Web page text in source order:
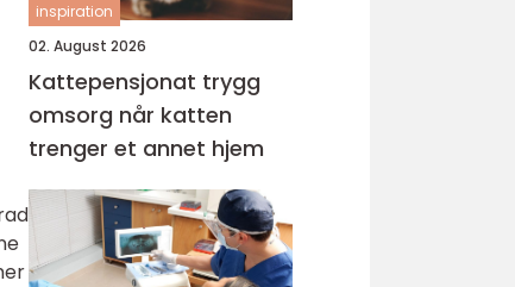
inspiration
02. August 2026
Kattepensjonat trygg
omsorg når katten
trenger et annet hjem